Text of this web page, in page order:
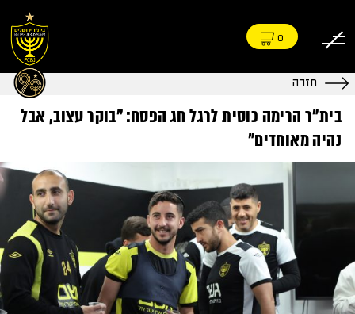
0
חזרה
בית"ר הרימה כוסית לרגל חג הפסח: "בוקר עצוב, אבל
נהיה מאוחדים"